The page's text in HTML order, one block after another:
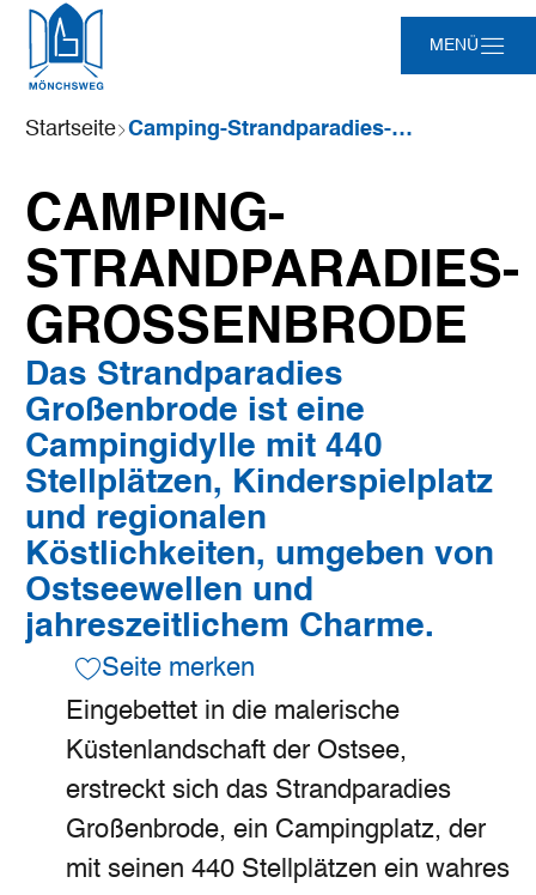
MENÜ
Sie
sind
Startseite Camping-Strandparadies-Großenbrode
CAMPING-
STRANDPARADIES-
GROSSENBRODE
Das Strandparadies
Großenbrode ist eine
Campingidylle mit 440
Stellplätzen, Kinderspielplatz
und regionalen
Köstlichkeiten, umgeben von
Ostseewellen und
jahreszeitlichem Charme.
Seite merken
Eingebettet in die malerische
Küstenlandschaft der Ostsee,
erstreckt sich das Strandparadies
Großenbrode, ein Campingplatz, der
mit seinen 440 Stellplätzen ein wahres